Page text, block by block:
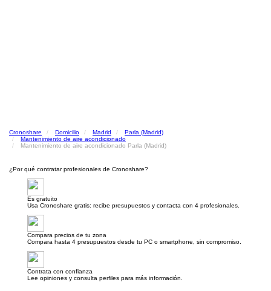
Cronoshare Domicilio Madrid
Parla (Madrid)
Mantenimiento de aire acondicionado
Mantenimiento de aire acondicionado Parla (Madrid)
¿Por qué contratar profesionales de Cronoshare?
Es gratuito
Usa Cronoshare gratis: recibe presupuestos y contacta con 4 profesionales.
Compara precios de tu zona
Compara hasta 4 presupuestos desde tu PC o smartphone, sin compromiso.
Contrata con confianza
Lee opiniones y consulta perfiles para más información.